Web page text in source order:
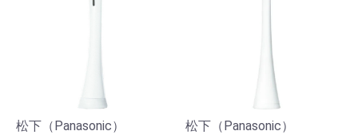
松下（Panasonic）
松下（Panasonic）